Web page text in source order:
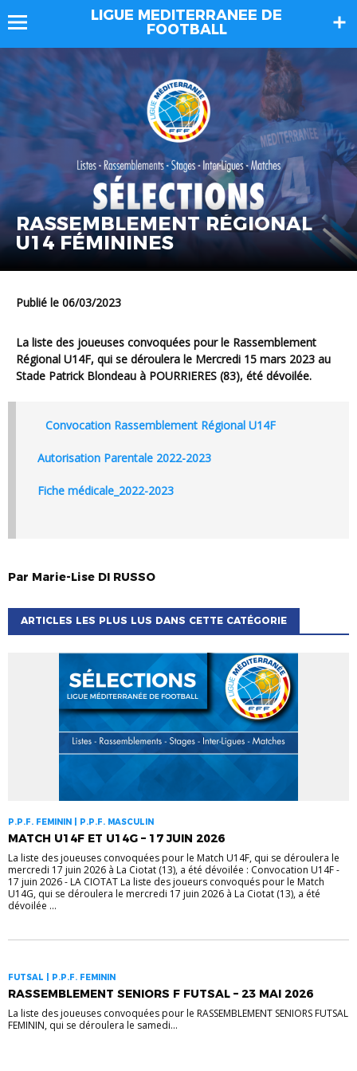
LIGUE MEDITERRANEE DE
FOOTBALL
RASSEMBLEMENT RÉGIONAL
U14 FÉMININES
Publié le 06/03/2023
La liste des joueuses convoquées pour le Rassemblement
Régional U14F, qui se déroulera le Mercredi 15 mars 2023 au
Stade Patrick Blondeau à POURRIERES (83), été dévoilée.
Convocation Rassemblement Régional U14F
Autorisation Parentale 2022-2023
Fiche médicale_2022-2023
Par Marie-Lise DI RUSSO
ARTICLES LES PLUS LUS DANS CETTE CATÉGORIE
P.P.F. FEMININ | P.P.F. MASCULIN
MATCH U14F ET U14G – 17 JUIN 2026
La liste des joueuses convoquées pour le Match U14F, qui se déroulera le
mercredi 17 juin 2026 à La Ciotat (13), a été dévoilée : Convocation U14F -
17 juin 2026 - LA CIOTAT La liste des joueurs convoqués pour le Match
U14G, qui se déroulera le mercredi 17 juin 2026 à La Ciotat (13), a été
dévoilée ...
FUTSAL | P.P.F. FEMININ
RASSEMBLEMENT SENIORS F FUTSAL – 23 MAI 2026
La liste des joueuses convoquées pour le RASSEMBLEMENT SENIORS FUTSAL
FEMININ, qui se déroulera le samedi...